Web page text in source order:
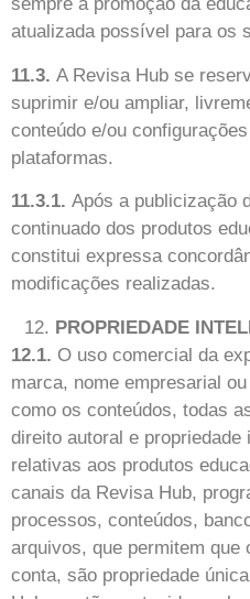
sempre a promoção da
atualizada possível para os
11.3. A Revisa Hub se
suprimir e/ou ampliar,
conteúdo e/ou
plataformas.
11.3.1. Após a publicização
continuado dos produtos
constitui expressa
modificações realizadas.
PROPRIEDADE
12.1. O uso comercial da
marca, nome empresarial
como os conteúdos, todas
direito autoral e
relativas aos produtos
canais da Revisa Hub,
processos, conteúdos,
arquivos, que permitem
conta, são propriedade